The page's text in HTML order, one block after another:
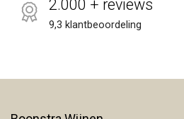
2.000 + reviews
9,3 klantbeoordeling